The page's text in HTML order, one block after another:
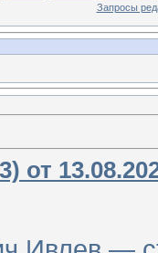
Запросы
от